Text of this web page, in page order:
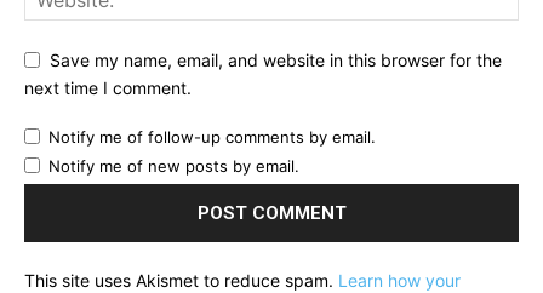
Save my name, email, and website in this browser for the
next time I comment.
Notify me of follow-up comments by email.
Notify me of new posts by email.
This site uses Akismet to reduce spam. Learn how your